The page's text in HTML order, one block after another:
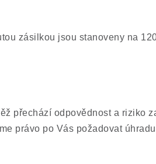
zásilkou jsou stanoveny na
přechází odpovědnost a riziko
právo po Vás požadovat